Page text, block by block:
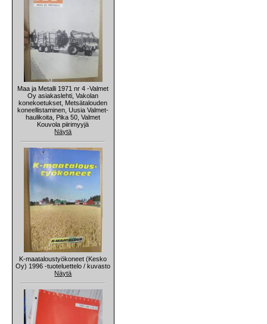
Maa ja Metalli 1971 nr 4 -Valmet
Oy asiakaslehti, Vakolan
konekoetukset, Metsätalouden
koneellistaminen, Uusia Valmet-
haulikoita, Pika 50, Valmet
Kouvola piirimyyjä
Näytä
K-maataloustyökoneet (Kesko
Oy) 1996 -tuoteluettelo / kuvasto
Näytä